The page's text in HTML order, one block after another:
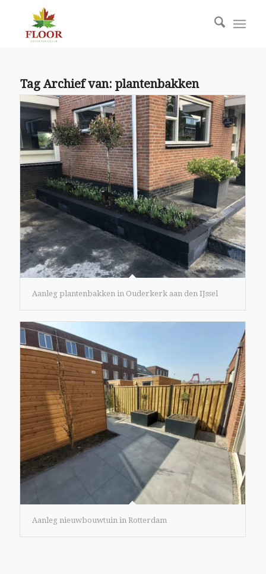
Tag Archief van: plantenbakken
Aanleg plantenbakken in Ouderkerk aan den IJssel
Aanleg nieuwbouwtuin in Rotterdam